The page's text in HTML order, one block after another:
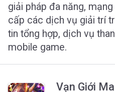
giải pháp đa năng,
cấp các dịch vụ giải trí
tin tổng hợp, dịch vụ
mobile game.
Vạn Giới